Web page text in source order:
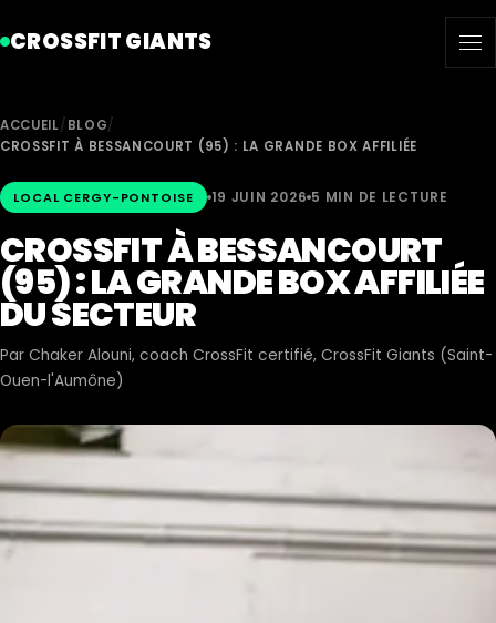
CROSSFIT GIANTS
ACCUEIL/ BLOG/
CROSSFIT À BESSANCOURT (95) : LA GRANDE BOX AFFILIÉE
LOCAL CERGY-PONTOISE 19 JUIN 2026 5 MIN DE LECTURE
CROSSFIT À BESSANCOURT
(95) : LA GRANDE BOX AFFILIÉE
DU SECTEUR
Par Chaker Alouni, coach CrossFit certifié, CrossFit Giants (Saint-
Ouen-l'Aumône)